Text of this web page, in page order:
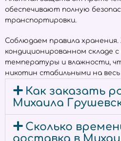
обеспечивают полную
транспортировки.
Соблюдаем правила
кондиционированном складе
температуры и влажности,
никотин стабильными на
Как заказать
Михаила
Сколько
доставка в